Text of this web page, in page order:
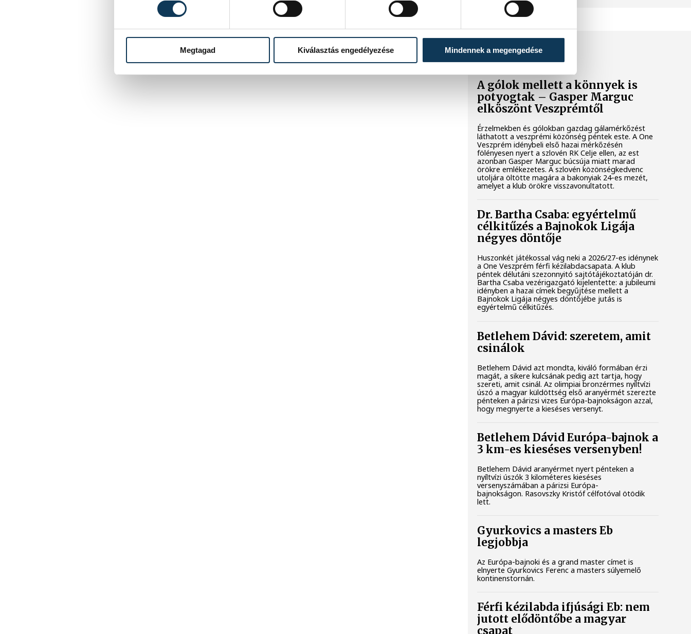
Megtagad Kiválasztás engedélyezése Mindennek a megengedése
A gólok mellett a könnyek is
potyogtak – Gasper Marguc
elköszönt Veszprémtől
Érzelmekben és gólokban gazdag gálamérkőzést
láthatott a veszprémi közönség péntek este. A One
Veszprém idénybeli első hazai mérkőzésén
fölényesen nyert a szlovén RK Celje ellen, az est
azonban Gasper Marguc búcsúja miatt marad
örökre emlékezetes. A szlovén közönségkedvenc
utoljára öltötte magára a bakonyiak 24-es mezét,
amelyet a klub örökre visszavonultatott.
Dr. Bartha Csaba: egyértelmű
célkitűzés a Bajnokok Ligája
négyes döntője
Huszonkét játékossal vág neki a 2026/27-es idénynek
a One Veszprém férfi kézilabdacsapata. A klub
péntek délutáni szezonnyitó sajtótájékoztatóján dr.
Bartha Csaba vezérigazgató kijelentette: a jubileumi
idényben a hazai címek begyűjtése mellett a
Bajnokok Ligája négyes döntőjébe jutás is
egyértelmű célkitűzés.
Betlehem Dávid: szeretem, amit
csinálok
Betlehem Dávid azt mondta, kiváló formában érzi
magát, a sikere kulcsának pedig azt tartja, hogy
szereti, amit csinál. Az olimpiai bronzérmes nyíltvízi
úszó a magyar küldöttség első aranyérmét szerezte
pénteken a párizsi vizes Európa-bajnokságon azzal,
hogy megnyerte a kieséses versenyt.
Betlehem Dávid Európa-bajnok a
3 km-es kieséses versenyben!
Betlehem Dávid aranyérmet nyert pénteken a
nyíltvízi úszók 3 kilométeres kieséses
versenyszámában a párizsi Európa-
bajnokságon. Rasovszky Kristóf célfotóval ötödik
lett.
Gyurkovics a masters Eb
legjobbja
Az Európa-bajnoki és a grand master címet is
elnyerte Gyurkovics Ferenc a masters súlyemelő
kontinenstornán.
Férfi kézilabda ifjúsági Eb: nem
jutott elődöntőbe a magyar
csapat